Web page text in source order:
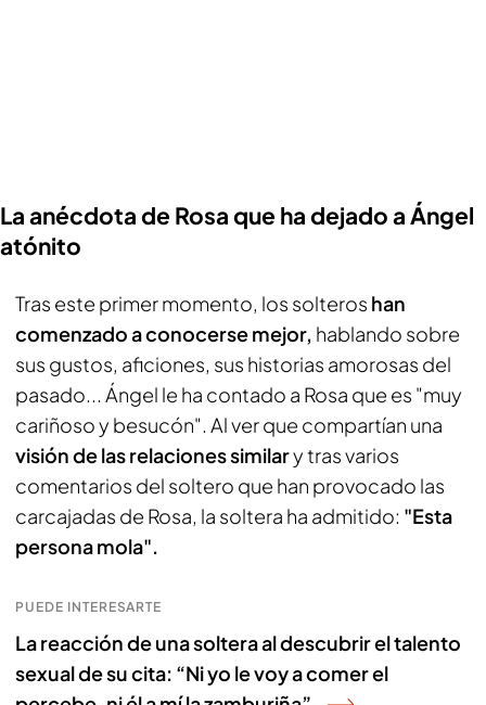
La anécdota de Rosa que ha dejado a Ángel
atónito
Tras este primer momento, los solteros han
comenzado a conocerse mejor, hablando sobre
sus gustos, aficiones, sus historias amorosas del
pasado... Ángel le ha contado a Rosa que es "muy
cariñoso y besucón". Al ver que compartían una
visión de las relaciones similary tras varios
comentarios del soltero que han provocado las
carcajadas de Rosa, la soltera ha admitido: "Esta
persona mola".
PUEDE INTERESARTE
La reacción de una soltera al descubrir el talento
sexual de su cita: “Ni yo le voy a comer el